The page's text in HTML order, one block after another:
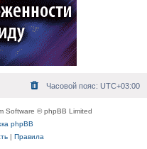
Часовой пояс: UTC+03:00
Software © phpBB Limited
phpBB
| Правила